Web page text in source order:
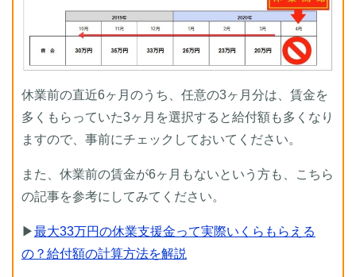
休業前の直近6ヶ月のうち、任意の3ヶ月分は、賃金を
多くもらっていた3ヶ月を選択すると給付額も多くなり
ますので、事前にチェックしておいてください。
また、休業前の賃金が6ヶ月もないという方も、こちら
の記事を参考にしてみてください。
▶最大33万円の休業支援金って実際いくらもらえる
の？給付額の計算方法を解説